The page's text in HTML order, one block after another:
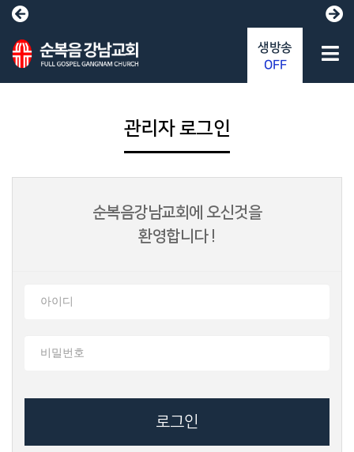
관리자 로그인
순복음강남교회에 오신것을
환영합니다 !
생방송
OFF